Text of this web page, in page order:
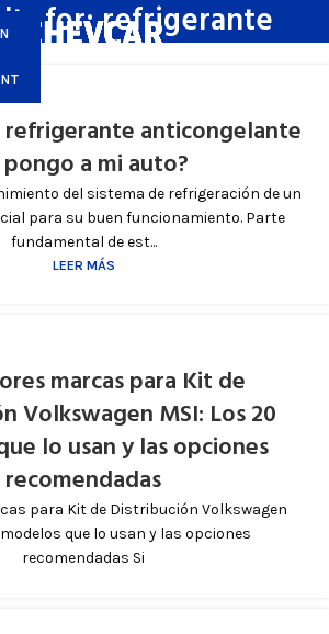
for: refrigerante
anticongelante
a mi auto?
del sistema de refrigeración de un
para su buen funcionamiento. Parte
fundamental de est...
LEER MÁS
marcas para Kit de
Volkswagen MSI: Los 20
lo usan y las opciones
recomendadas
para Kit de Distribución Volkswagen
que lo usan y las opciones
recomendadas Si